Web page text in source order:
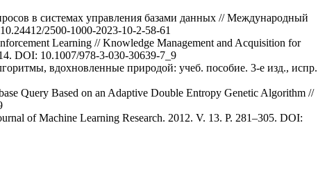
в системах управления базами данных // Международный
2500-1000-2023-10-2-58-61
Learning // Knowledge Management and Acquisition for
DOI: 10.1007/978-3-030-30639-7_9
вдохновленные природой: учеб. пособие. 3-е изд., испр.
Query Based on an Adaptive Double Entropy Genetic Algorithm //
of Machine Learning Research. 2012. V. 13. P. 281–305. DOI: